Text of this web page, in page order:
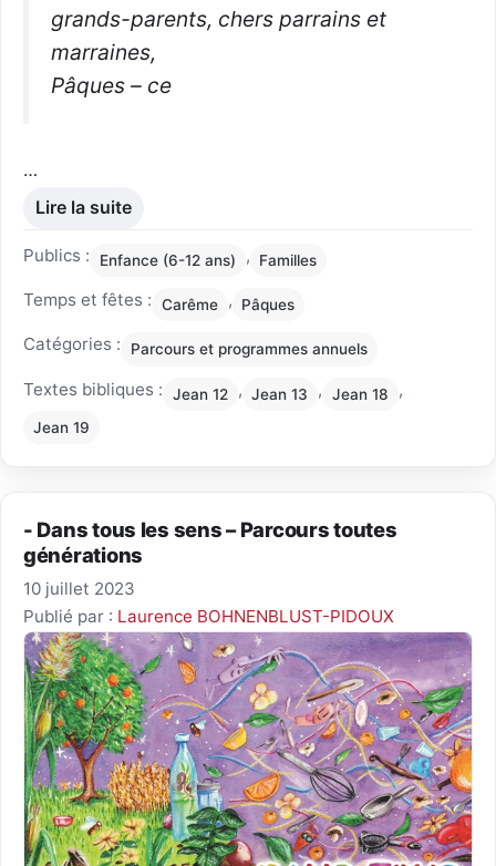
grands-parents, chers parrains et
marraines,
Pâques – ce
…
Lire la suite
Publics : Enfance (6-12 ans) , Familles
Temps et fêtes : Carême , Pâques
Catégories : Parcours et programmes annuels
Textes bibliques : Jean 12 , Jean 13 , Jean 18 ,
Jean 19
- Dans tous les sens – Parcours toutes
générations
10 juillet 2023
Publié par : Laurence BOHNENBLUST-PIDOUX